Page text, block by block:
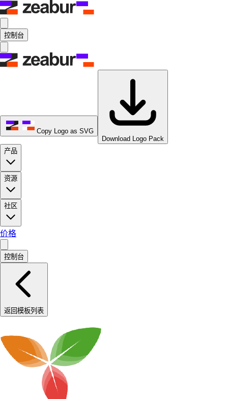
控制台
Copy Logo as SVG
Download Logo Pack
产品
资源
社区
价格
控制台
返回模板列表